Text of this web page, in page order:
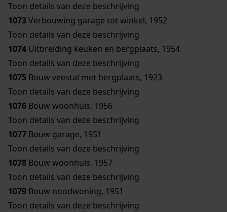
Toon details van deze beschrijving
1073Verbouwing garage tot winkel, 1952
Toon details van deze beschrijving
1074 Uitbreiding keuken en bergplaats, 1954
Toon details van deze beschrijving
1075 Bouw veestal met bergplaats, 1923
Toon details van deze beschrijving
1076 Bouw woonhuis, 1956
Toon details van deze beschrijving
1077 Bouw garage, 1951
Toon details van deze beschrijving
1078 Bouw woonhuis, 1957
Toon details van deze beschrijving
1079 Bouw noodwoning, 1951
Toon details van deze beschrijving